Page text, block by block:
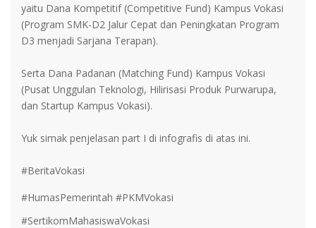
yaitu Dana Kompetitif (Competitive Fund) Kampus Vokasi
(Program SMK-D2 Jalur Cepat dan Peningkatan Program
D3 menjadi Sarjana Terapan).
Serta Dana Padanan (Matching Fund) Kampus Vokasi
(Pusat Unggulan Teknologi, Hilirisasi Produk Purwarupa,
dan Startup Kampus Vokasi).
Yuk simak penjelasan part I di infografis di atas ini.
#BeritaVokasi
#HumasPemerintah #PKMVokasi
#SertikomMahasiswaVokasi